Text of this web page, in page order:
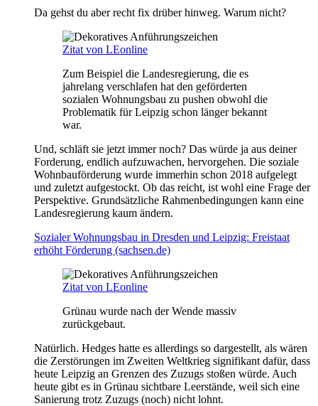
Da gehst du aber recht fix drüber hinweg. Warum nicht?
Zitat von LEonline
Zum Beispiel die Landesregierung, die es
jahrelang verschlafen hat den geförderten
sozialen Wohnungsbau zu pushen obwohl die
Problematik für Leipzig schon länger bekannt
war.
Und, schläft sie jetzt immer noch? Das würde ja aus deiner
Forderung, endlich aufzuwachen, hervorgehen. Die soziale
Wohnbauförderung wurde immerhin schon 2018 aufgelegt
und zuletzt aufgestockt. Ob das reicht, ist wohl eine Frage der
Perspektive. Grundsätzliche Rahmenbedingungen kann eine
Landesregierung kaum ändern.
Sozialer Wohnungsbau in Dresden und Leipzig: Freistaat
erhöht Förderung (sachsen.de)
Zitat von LEonline
Grünau wurde nach der Wende massiv
zurückgebaut.
Natürlich. Hedges hatte es allerdings so dargestellt, als wären
die Zerstörungen im Zweiten Weltkrieg signifikant dafür, dass
heute Leipzig an Grenzen des Zuzugs stoßen würde. Auch
heute gibt es in Grünau sichtbare Leerstände, weil sich eine
Sanierung trotz Zuzugs (noch) nicht lohnt.